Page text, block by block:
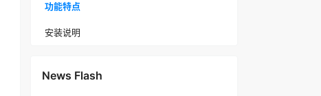
功能特点
安装说明
News Flash